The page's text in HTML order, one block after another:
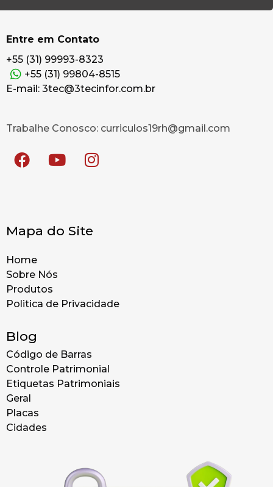
Entre em Contato
+55 (31) 99993-8323
+55 (31) 99804-8515
E-mail: 3tec@3tecinfor.com.br
Trabalhe Conosco: curriculos19rh@gmail.com
Mapa do Site
Home
Sobre Nós
Produtos
Politica de Privacidade
Blog
Código de Barras
Controle Patrimonial
Etiquetas Patrimoniais
Geral
Placas
Cidades